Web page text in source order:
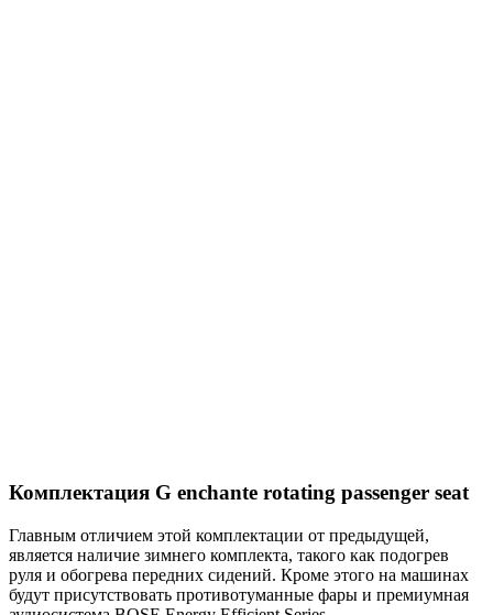
Комплектация G enchante rotating passenger seat
Главным отличием этой комплектации от предыдущей,
является наличие зимнего комплекта, такого как подогрев
руля и обогрева передних сидений. Кроме этого на машинах
будут присутствовать противотуманные фары и премиумная